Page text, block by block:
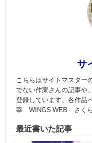
サ
こちらはサイトマスター
でない作家さんの記事や
登録しています。各作品
宰 WINGS WEB さく
最近書いた記事